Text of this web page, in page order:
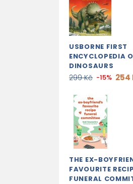
USBORNE FIRST
ENCYCLOPEDIA
DINOSAURS
299 Kč -15% 254
THE EX-
FAVOURITE
FUNERAL